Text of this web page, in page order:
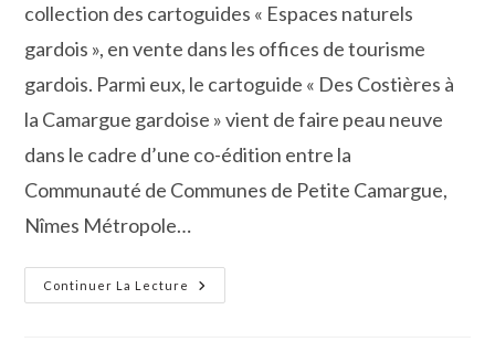
collection des cartoguides « Espaces naturels
gardois », en vente dans les offices de tourisme
gardois. Parmi eux, le cartoguide « Des Costières à
la Camargue gardoise » vient de faire peau neuve
dans le cadre d’une co-édition entre la
Communauté de Communes de Petite Camargue,
Nîmes Métropole…
Continuer La Lecture
Le
Nouveau